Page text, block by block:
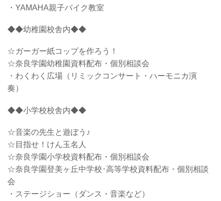
・YAMAHA親子バイク教室
◆◆幼稚園校舎内◆◆
☆ガーガー紙コップを作ろう！
☆奈良学園幼稚園資料配布・個別相談会
・わくわく広場（リミックコンサート・ハーモニカ演
奏）
◆◆小学校校舎内◆◆
☆音楽の先生と遊ぼう♪
☆目指せ！けん玉名人
☆奈良学園小学校資料配布・個別相談会
☆奈良学園登美ヶ丘中学校･高等学校資料配布・個別相談
会
・ステージショー（ダンス・音楽など）